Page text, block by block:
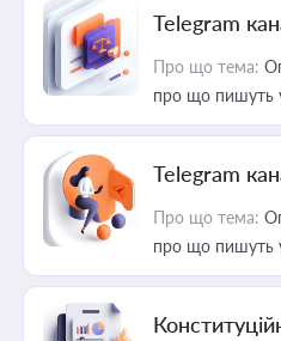
Telegram
Про що тема:
про що пишуть у
Telegram
Про що тема:
про що пишуть